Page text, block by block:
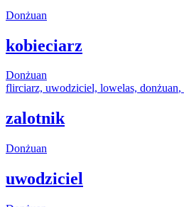
Donżuan
kobieciarz
Donżuan
flirciarz, uwodziciel, lowelas, donżuan,
zalotnik
Donżuan
uwodziciel